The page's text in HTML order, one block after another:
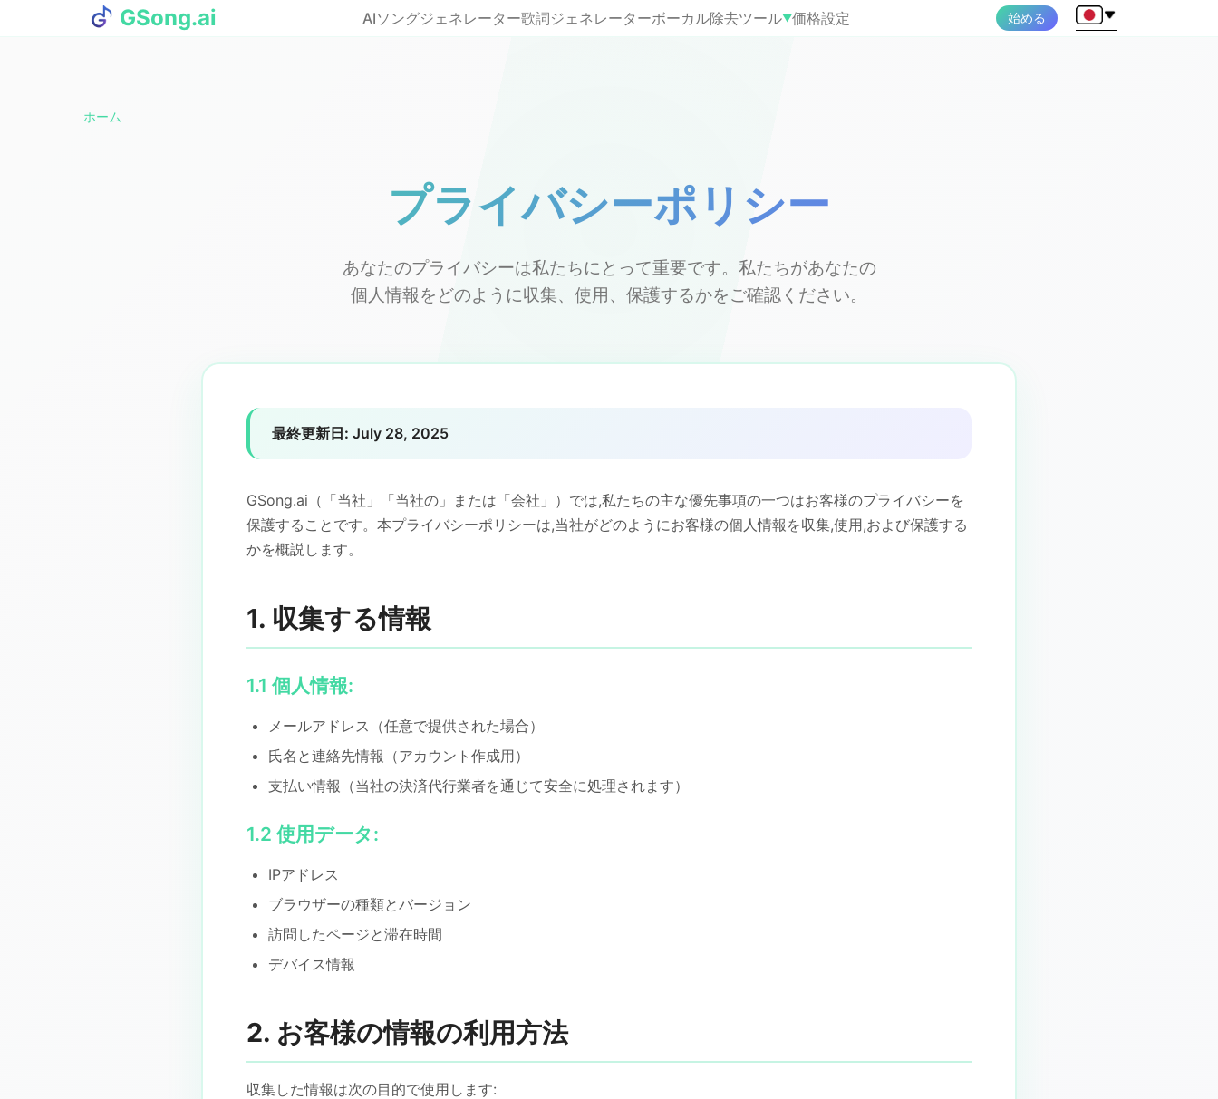
GSong.ai AIソングジェネレーター歌詞ジェネレーターボーカル除去ツール▼価格設定 始める
ホーム
プライバシーポリシー
あなたのプライバシーは私たちにとって重要です。私たちがあなたの
個人情報をどのように収集、使用、保護するかをご確認ください。
最終更新日: July 28, 2025
GSong.ai（「当社」「当社の」または「会社」）では,私たちの主な優先事項の一つはお客様のプライバシーを
保護することです。本プライバシーポリシーは,当社がどのようにお客様の個人情報を収集,使用,および保護する
かを概説します。
1. 収集する情報
1.1 個人情報:
メールアドレス（任意で提供された場合）
氏名と連絡先情報（アカウント作成用）
支払い情報（当社の決済代行業者を通じて安全に処理されます）
1.2 使用データ:
IPアドレス
ブラウザーの種類とバージョン
訪問したページと滞在時間
デバイス情報
2. お客様の情報の利用方法
収集した情報は次の目的で使用します: